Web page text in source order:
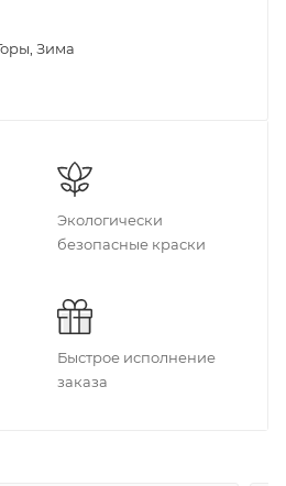
Зима
Экологически
безопасные краски
Быстрое исполнение
заказа